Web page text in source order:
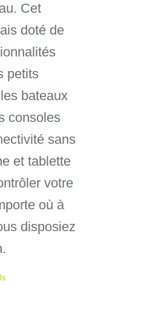
840,00€.
Cet
doté de
petits
bateaux
consoles
sans
et tablette
votre
où à
disposiez